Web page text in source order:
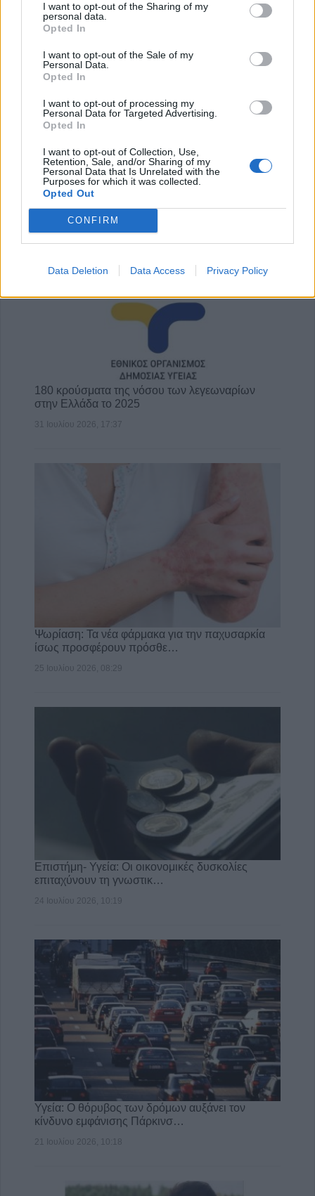
I want to opt-out of the Sharing of my
personal data.
Opted In
I want to opt-out of the Sale of my
Personal Data.
Opted In
I want to opt-out of processing my
Personal Data for Targeted Advertising.
Opted In
I want to opt-out of Collection, Use,
Retention, Sale, and/or Sharing of my
Personal Data that Is Unrelated with the
Purposes for which it was collected.
Opted Out
CONFIRM
Data Deletion Data Access Privacy Policy
Ειδικός Αλλεργιολόγος 'Δημήτρης Ηλ. Κίτσος'
ΥΓΕΙΑ
180 κρούσματα της νόσου των λεγεωναρίων
στην Ελλάδα το 2025
31 Ιουλίου 2026, 17:37
Ψωρίαση: Τα νέα φάρμακα για την παχυσαρκία
ίσως προσφέρουν πρόσθε…
25 Ιουλίου 2026, 08:29
Επιστήμη- Υγεία: Οι οικονομικές δυσκολίες
επιταχύνουν τη γνωστικ…
24 Ιουλίου 2026, 10:19
Υγεία: Ο θόρυβος των δρόμων αυξάνει τον
κίνδυνο εμφάνισης Πάρκινσ…
21 Ιουλίου 2026, 10:18